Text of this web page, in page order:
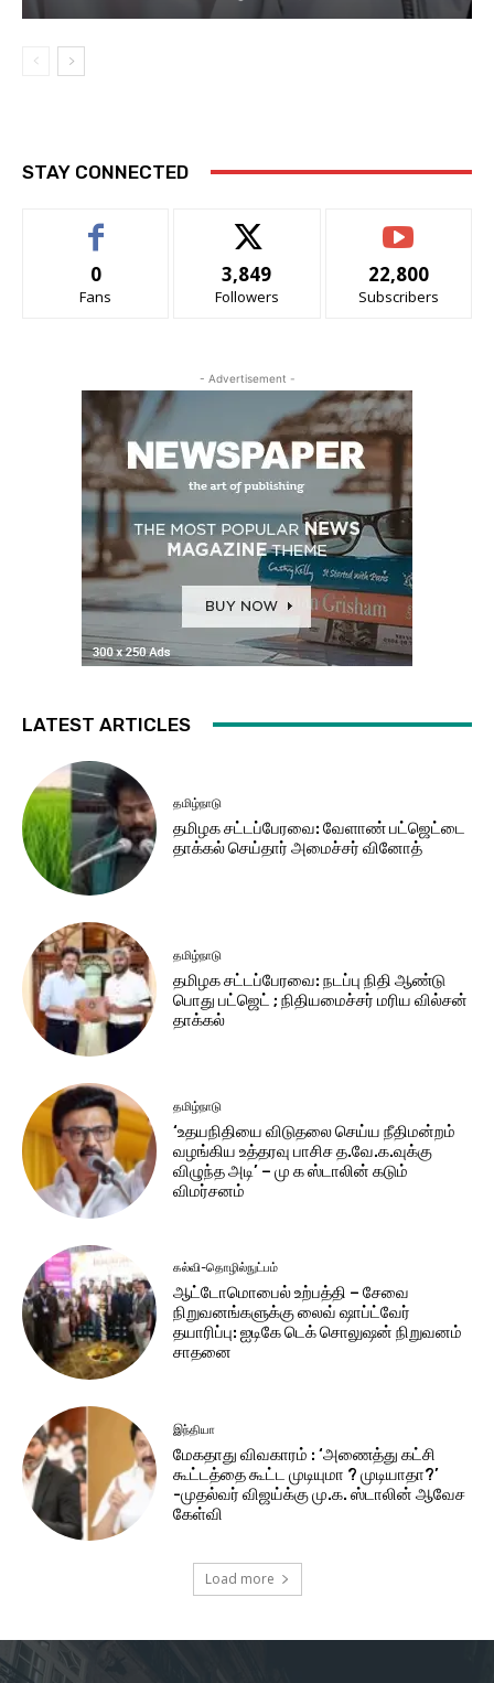
STAY CONNECTED
0
Fans
3,849
Followers
22,800
Subscribers
- Advertisement -
LATEST ARTICLES
தமிழ்நாடு
தமிழக சட்​டப்​பேர​வை: வேளாண் பட்​ஜெட்டை
தாக்கல் செய்தார் அமைச்சர் வினோத்
தமிழ்நாடு
தமிழக சட்டப்பேரவை: நடப்பு நிதி ஆண்​டு
பொது பட்ஜெட் ; நிதியமைச்சர் மரிய வில்சன்
தாக்​கல்
தமிழ்நாடு
‘உதயநிதியை விடுதலை செய்ய நீதிமன்றம்
வழங்கிய உத்தரவு பாசிச த.வே.க.வுக்கு
விழுந்த அடி’ – மு க ஸ்டாலின் கடும்
விமர்சனம்
கல்வி-தொழில்நுட்பம்
ஆட்டோமொபைல் உற்பத்தி – சேவை
நிறுவனங்களுக்கு லைவ் ஷாப்ட்வேர்
தயாரிப்பு: ஐடிகே டெக் சொலுஷன் நிறுவனம்
சாதனை
இந்தியா
மேகதாது விவகாரம் : ‘அணைத்து கட்சி
கூட்டத்தை கூட்ட முடியுமா ? முடியாதா?’
-முதல்வர் விஜய்க்கு மு.க. ஸ்டாலின் ஆவேச
கேள்வி
Load more